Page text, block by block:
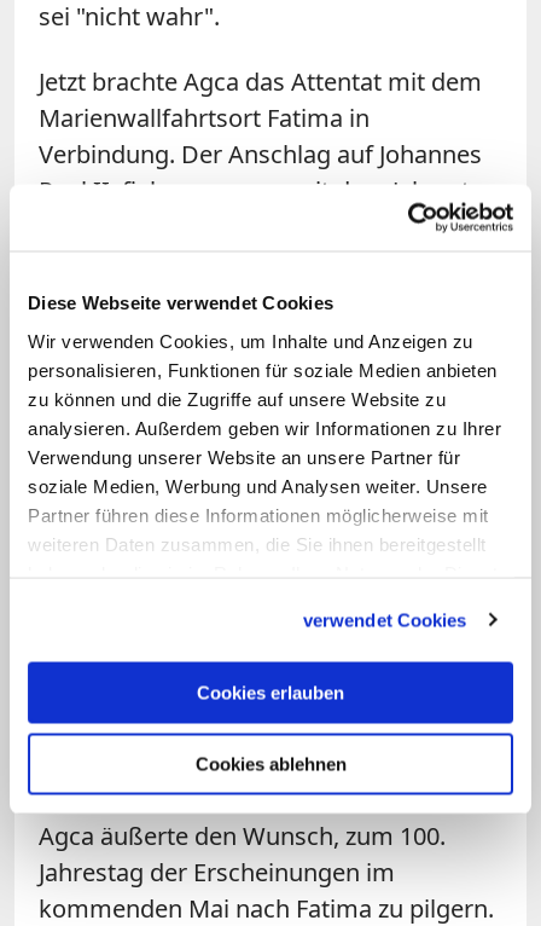
Diese Webseite verwendet Cookies
Wir verwenden Cookies, um Inhalte und Anzeigen zu
personalisieren, Funktionen für soziale Medien anbieten
zu können und die Zugriffe auf unsere Website zu
analysieren. Außerdem geben wir Informationen zu Ihrer
Verwendung unserer Website an unsere Partner für
soziale Medien, Werbung und Analysen weiter. Unsere
Partner führen diese Informationen möglicherweise mit
weiteren Daten zusammen, die Sie ihnen bereitgestellt
verwendet Cookies
Cookies erlauben
Cookies ablehnen
sei "nicht wahr".
Jetzt brachte Agca das Attentat mit dem
Marienwallfahrtsort Fatima in
Verbindung. Der Anschlag auf Johannes
Paul II. fiel zusammen mit dem Jahrestag
der ersten Erscheinungen in dem
"Die einzige Spur ist Fatima", sagte Agca
der Zeitung. "Gott wollte, dass ich auf
den Papst schieße, und dann hat er ihm
das Leben gerettet. Punkt. Ich stehe im
Mittelpunkt des dritten Geheimnisses
von Fatima." Das sogenannte dritte
Geheimnis von Fatima, ein Visionsbericht
eines der damaligen Seherkinder, handelt
der von Schüssen getroffen zu Boden
fällt. Johannes Paul II. hatte diese
Darstellung auf sich bezogen und sein
Überleben der Gottesmutter von Fatima
zugeschrieben.
Agca äußerte den Wunsch, zum 100.
Jahrestag der Erscheinungen im
kommenden Mai nach Fatima zu pilgern.